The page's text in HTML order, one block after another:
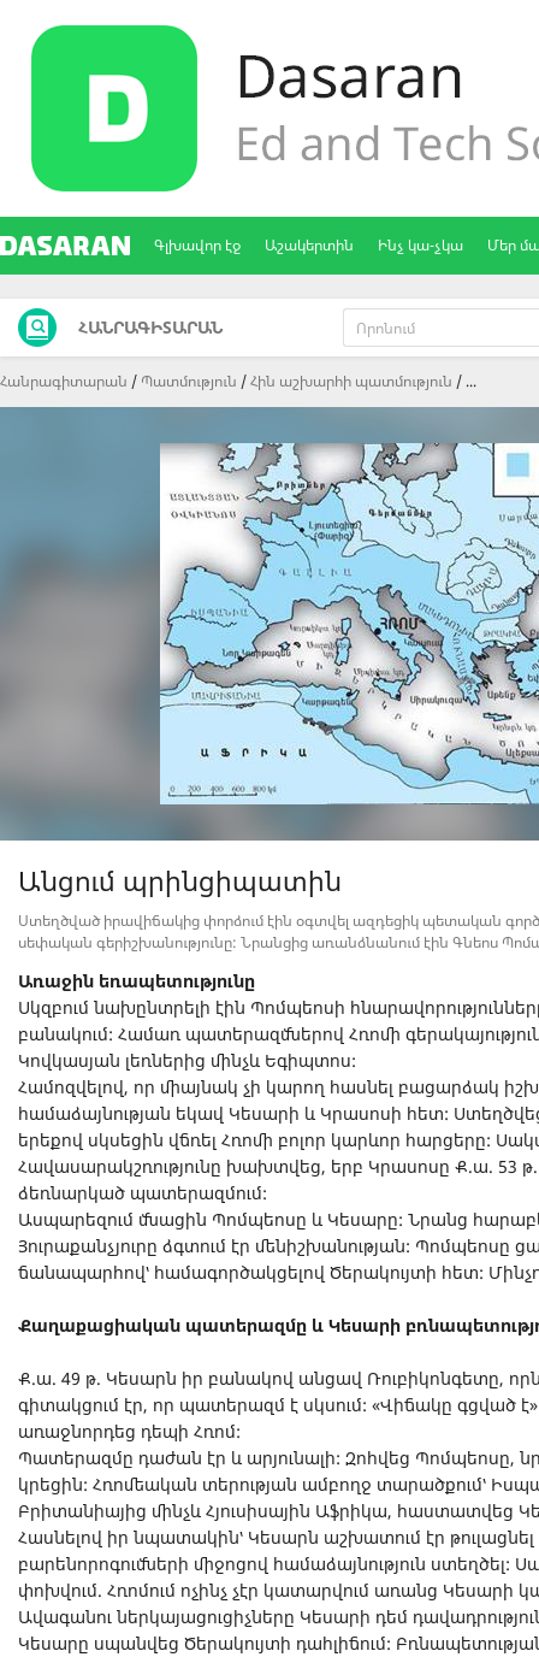
Գլխավոր էջ Աշակերտին Ինչ կա-չկա Մեր
ՀԱՆՐԱԳԻՏԱՐԱՆ
Հանրագիտարան Պատմություն Հին աշխարհի պատմություն ...
Անցում պրինցիպատին
Ստեղծված իրավիճակից փորձում էին օգտվել ազդեցիկ պետական
սեփական գերիշխանությունը: Նրանցից առանձնանում էին Գնեոս
Առաջին եռապետությունը
Սկզբում նախընտրելի էին Պոմպեոսի
բանակում: Համառ պատերազմներով Հռոմի
Կովկասյան լեռներից մինչև Եգիպտոս:
Համոզվելով, որ միայնակ չի կարող հասնել բացարձակ
համաձայնության եկավ Կեսարի և Կրասոսի հետ:
երեքով սկսեցին վճռել Հռոմի բոլոր կարևոր հարցերը:
Հավասարակշռությունը խախտվեց, երբ Կրասոսը Ք.ա. 53
ձեռնարկած պատերազմում:
Ասպարեզում մնացին Պոմպեոսը և Կեսարը: Նրանց
Յուրաքանչյուրը ձգտում էր մենիշխանության: Պոմպեոսը
ճանապարհով՝ համագործակցելով Ծերակույտի հետ:
Քաղաքացիական պատերազմը և Կեսարի
Ք.ա. 49 թ. Կեսարն իր բանակով անցավ Ռուբիկոնգետը,
գիտակցում էր, որ պատերազմ է սկսում: «Վիճակը գցված
առաջնորդեց դեպի Հռոմ:
Պատերազմը դաժան էր և արյունալի: Զոհվեց Պոմպեոսը,
կրեցին: Հռոմեական տերության ամբողջ տարածքում՝
Բրիտանիայից մինչև Հյուսիսային Աֆրիկա, հաստատվեց
Հասնելով իր նպատակին՝ Կեսարն աշխատում էր
բարենորոգումների միջոցով համաձայնություն ստեղծել:
փոխվում. Հռոմում ոչինչ չէր կատարվում առանց
Ավագանու ներկայացուցիչները Կեսարի դեմ
Կեսարը սպանվեց Ծերակույտի դահլիճում: